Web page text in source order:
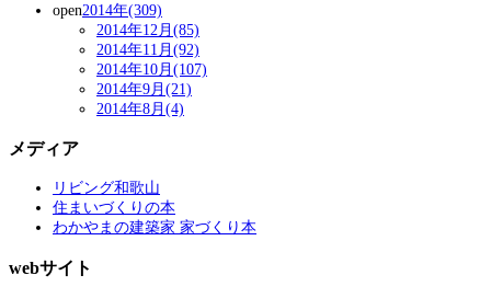
open2014年(309)
2014年12月(85)
2014年11月(92)
2014年10月(107)
2014年9月(21)
2014年8月(4)
メディア
リビング和歌山
住まいづくりの本
わかやまの建築家 家づくり本
webサイト